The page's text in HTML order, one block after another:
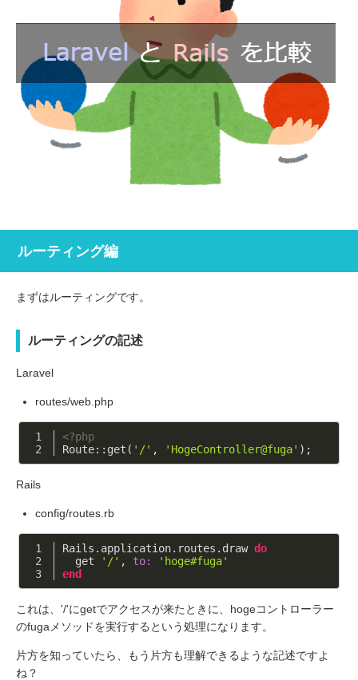
ルーティング編
まずはルーティングです。
ルーティングの記述
Laravel
routes/web.php
<?php
Route::get( '/' , 'HogeController@fuga' );
Rails
config/routes.rb
Rails.application.routes.draw do
  get
'/' , to:
'hoge#fuga'
end
これは、'/'にgetでアクセスが来たときに、hogeコントローラー
のfugaメソッドを実行するという処理になります。
片方を知っていたら、もう片方も理解できるような記述ですよ
ね？